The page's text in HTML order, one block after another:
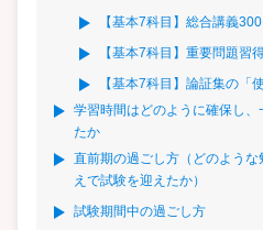
【基本7科目】総合講義300
【基本7科目】重要問題習
【基本7科目】論証集の「
学習時間はどのように確保し
たか
直前期の過ごし方（どのよう
えで試験を迎えたか）
試験期間中の過ごし方